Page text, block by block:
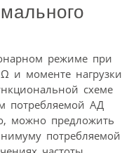
режиме при
и моменте нагрузки
схеме
потребляемой АД
можно предложить
потребляемой